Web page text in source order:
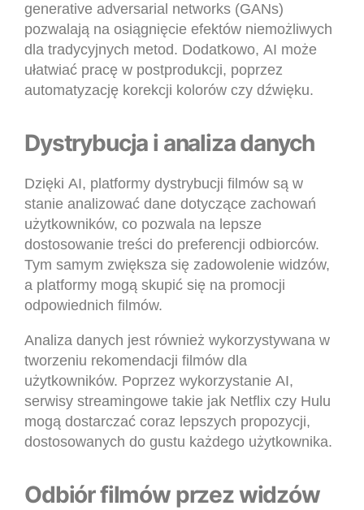
generative adversarial networks (GANs)
pozwalają na osiągnięcie efektów niemożliwych
dla tradycyjnych metod. Dodatkowo, AI może
ułatwiać pracę w postprodukcji, poprzez
automatyzację korekcji kolorów czy dźwięku.
Dystrybucja i analiza danych
Dzięki AI, platformy dystrybucji filmów są w
stanie analizować dane dotyczące zachowań
użytkowników, co pozwala na lepsze
dostosowanie treści do preferencji odbiorców.
Tym samym zwiększa się zadowolenie widzów,
a platformy mogą skupić się na promocji
odpowiednich filmów.
Analiza danych jest również wykorzystywana w
tworzeniu rekomendacji filmów dla
użytkowników. Poprzez wykorzystanie AI,
serwisy streamingowe takie jak Netflix czy Hulu
mogą dostarczać coraz lepszych propozycji,
dostosowanych do gustu każdego użytkownika.
Odbiór filmów przez widzów